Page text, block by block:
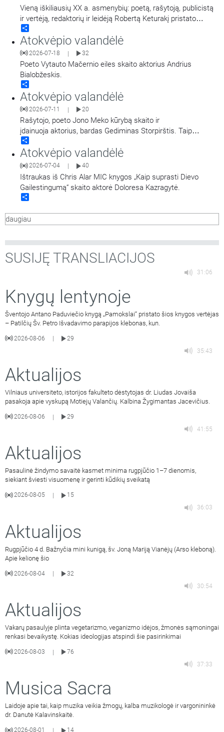
Vieną iškiliausių XX a. asmenybių: poetą, rašytoją, publicistą
ir vertėją, redaktorių ir leidėją Robertą Keturakį pristato
Maironio lietuvių literatūros muziejaus muziejininkė Virginija
Paplauskienė.
Atokvėpio valandėlė
2026-07-18 | 32
Poeto Vytauto Mačernio eiles skaito aktorius Andrius
Bialobžeskis.
Atokvėpio valandėlė
2026-07-11 | 20
Rašytojo, poeto Jono Meko kūrybą skaito ir
įdainuoja aktorius, bardas Gediminas Storpirštis. Taip
pat girdime kūrinius pagal Jono Meko žodžius iš Gedimino
Storpirščio dainų rinkinio „Šaknys“.
Atokvėpio valandėlė
2026-07-04 40
Ištraukas iš Chris Alar MIC knygos „Kaip suprasti Dievo
Gailestingumą“ skaito aktorė Doloresa Kazragytė.
daugiau
SUSIJĘ TRANSLIACIJOS
31:06
Knygų lentynoje
Šventojo Antano Paduviečio knygą „Pamokslai“ pristato šios knygos vertėjas
– Patilčių Šv. Petro Išvadavimo parapijos klebonas, kun.
2026-08-06
29
35:43
Aktualijos
Vilniaus universiteto, istorijos fakulteto dėstytojas dr. Liudas Jovaiša
pasakoja apie vyskupą Motiejų Valančių. Kalbina Žygimantas Jacevičius.
2026-08-06 |
29
41:55
Aktualijos
Pasaulinė žindymo savaitė kasmet minima rugpjūčio 1–7 dienomis,
siekiant šviesti visuomenę ir gerinti kūdikių sveikatą
2026-08-05
15
36:03
Aktualijos
Rugpjūčio 4 d. Bažnyčia mini kunigą, šv. Joną Mariją Vianėjų (Arso kleboną).
Apie kelionę šio
2026-08-04
32
30:54
Aktualijos
Vakarų pasaulyje plinta vegetarizmo, veganizmo idėjos, žmonės sąmoningai
renkasi bevaikystę. Kokias ideologijas atspindi šie pasirinkimai
2026-08-03 |
76
37:33
Musica Sacra
Laidoje apie tai, kaip muzika veikia žmogų, kalba muzikologė ir vargonininkė
dr. Danutė Kalavinskaitė.
2026-08-01 14